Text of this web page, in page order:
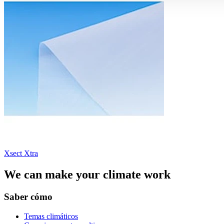
Xsect Xtra
We can make your climate work
Saber cómo
Temas climáticos